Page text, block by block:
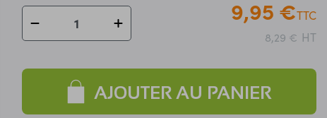
9,95 €TTC
8,29 € HT
AJOUTER AU PANIER